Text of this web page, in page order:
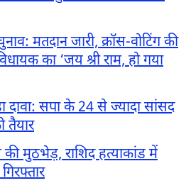
मतदान जारी, क्रॉस-वोटिंग की
का ‘जय श्री राम, हो गया
दावा: सपा के 24 से ज्यादा सांसद
तैयार
की मुठभेड़, राशिद हत्याकांड में